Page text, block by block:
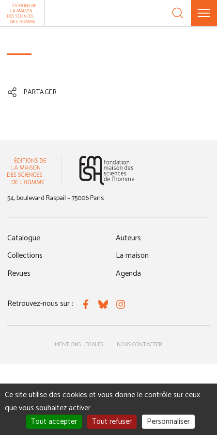
Aller au contenu
PARTAGER
54, boulevard Raspail – 75006 Paris
Catalogue
Collections
Revues
Auteurs
La maison
Agenda
Retrouvez-nous sur : FacebookBlueskyInstagram
MENTIONS LÉGALES NOUS CONTACTER
Panneau de gestion des cookies
Ce site utilise des cookies et vous donne le contrôle sur ceux
que vous souhaitez activer
Tout accepter
Tout refuser Personnaliser